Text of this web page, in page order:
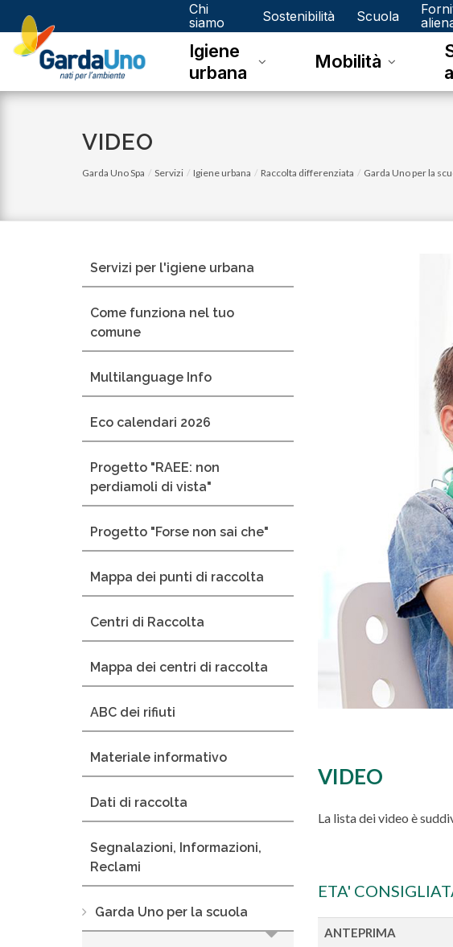
Gardauno
Spa
Chi
siamo
Sostenibilità Scuola
Igiene
urbana
Mobilità
VIDEO
Garda Uno Spa Servizi Igiene urbana Raccolta differenziata Garda Uno per la
Servizi per l'igiene urbana
Come funziona nel tuo
comune
Multilanguage Info
Eco calendari 2026
Progetto "RAEE: non
perdiamoli di vista"
Progetto "Forse non sai che"
Mappa dei punti di raccolta
Centri di Raccolta
Mappa dei centri di raccolta
ABC dei rifiuti
Materiale informativo
Dati di raccolta
Segnalazioni, Informazioni,
Reclami
Garda Uno per la scuola
VIDEO
La lista dei video è
ETA'
ANTEPRIMA